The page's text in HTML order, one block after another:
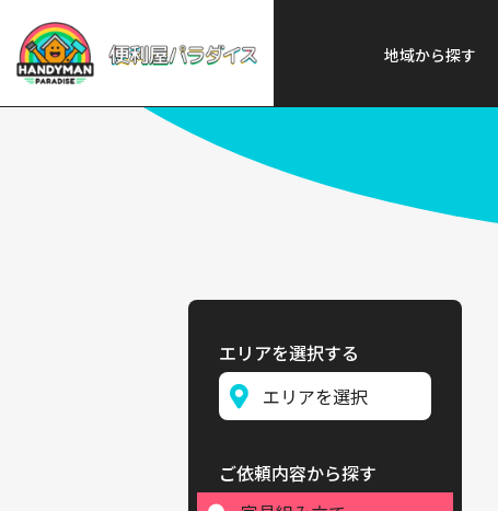
地域から探す
エリアを選択する
ご依頼内容から探す